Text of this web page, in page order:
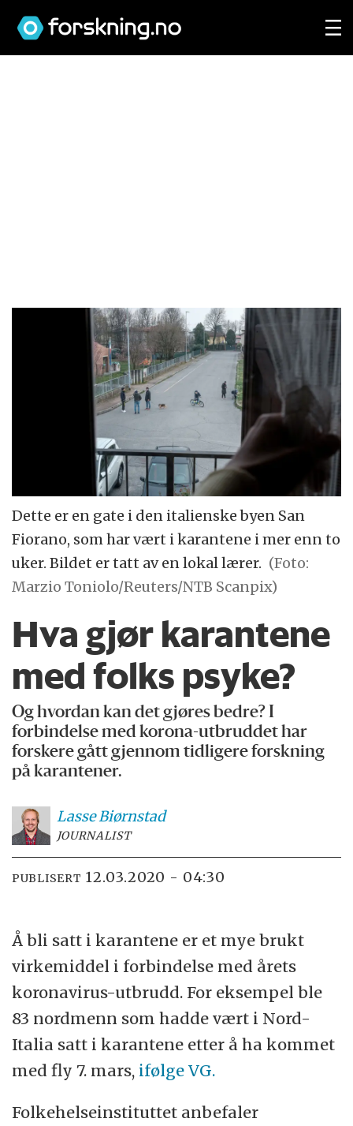
Dette er en gate i den italienske byen San
Fiorano, som har vært i karantene i mer enn to
uker. Bildet er tatt av en lokal lærer. (Foto:
Marzio Toniolo/Reuters/NTB Scanpix)
Hva gjør karantene
med folks psyke?
Og hvordan kan det gjøres bedre? I
forbindelse med korona-utbruddet har
forskere gått gjennom tidligere forskning
på karantener.
LasseBiørnstad
JOURNALIST
PUBLISERT 12.03.2020 - 04:30
Å bli satt i karantene er et mye brukt
virkemiddel i forbindelse med årets
koronavirus-utbrudd. For eksempel ble
83 nordmenn som hadde vært i Nord-
Italia satt i karantene etter å ha kommet
med fly 7. mars, ifølge VG.
Folkehelseinstituttet anbefaler